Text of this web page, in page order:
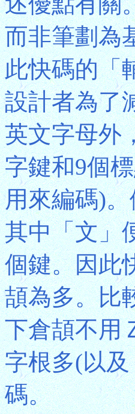
而非筆劃為
此快碼的「
設計者為了
英文字母外
字鍵和9個
用來編碼)
其中「文」
個鍵。因此
頡為多。比
下倉頡不用
字根多(以
碼。